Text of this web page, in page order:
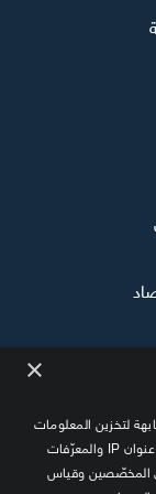
×
لتخزين المعلومات
على جهازك والوصول إليها ومعالجة البيانات الشخصية مثل عنوان IP والمعرّفات
المخصّصين وقياس